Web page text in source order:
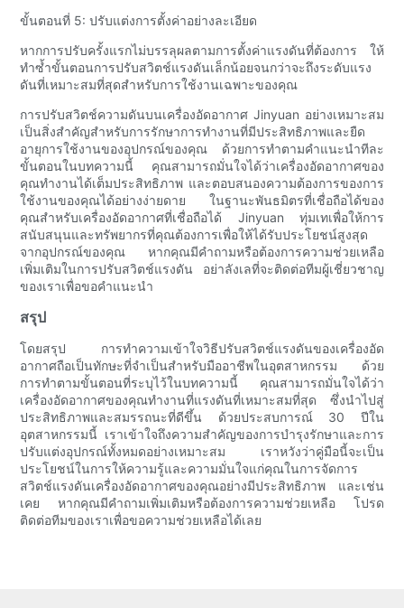
ขั้นตอนที่ 5: ปรับแต่งการตั้งค่าอย่างละเอียด
หากการปรับครั้งแรกไม่บรรลุผลตามการตั้งค่าแรงดันที่ต้องการ ให้
ทำซ้ำขั้นตอนการปรับสวิตช์แรงดันเล็กน้อยจนกว่าจะถึงระดับแรง
ดันที่เหมาะสมที่สุดสำหรับการใช้งานเฉพาะของคุณ
การปรับสวิตช์ความดันบนเครื่องอัดอากาศ Jinyuan อย่างเหมาะสม
เป็นสิ่งสำคัญสำหรับการรักษาการทำงานที่มีประสิทธิภาพและยืด
อายุการใช้งานของอุปกรณ์ของคุณ ด้วยการทำตามคำแนะนำทีละ
ขั้นตอนในบทความนี้ คุณสามารถมั่นใจได้ว่าเครื่องอัดอากาศของ
คุณทำงานได้เต็มประสิทธิภาพ และตอบสนองความต้องการของการ
ใช้งานของคุณได้อย่างง่ายดาย ในฐานะพันธมิตรที่เชื่อถือได้ของ
คุณสำหรับเครื่องอัดอากาศที่เชื่อถือได้ Jinyuan ทุ่มเทเพื่อให้การ
สนับสนุนและทรัพยากรที่คุณต้องการเพื่อให้ได้รับประโยชน์สูงสุด
จากอุปกรณ์ของคุณ หากคุณมีคำถามหรือต้องการความช่วยเหลือ
เพิ่มเติมในการปรับสวิตช์แรงดัน อย่าลังเลที่จะติดต่อทีมผู้เชี่ยวชาญ
ของเราเพื่อขอคำแนะนำ
สรุป
โดยสรุป การทำความเข้าใจวิธีปรับสวิตช์แรงดันของเครื่องอัด
อากาศถือเป็นทักษะที่จำเป็นสำหรับมืออาชีพในอุตสาหกรรม ด้วย
การทำตามขั้นตอนที่ระบุไว้ในบทความนี้ คุณสามารถมั่นใจได้ว่า
เครื่องอัดอากาศของคุณทำงานที่แรงดันที่เหมาะสมที่สุด ซึ่งนำไปสู่
ประสิทธิภาพและสมรรถนะที่ดีขึ้น ด้วยประสบการณ์ 30 ปีใน
อุตสาหกรรมนี้ เราเข้าใจถึงความสำคัญของการบำรุงรักษาและการ
ปรับแต่งอุปกรณ์ทั้งหมดอย่างเหมาะสม เราหวังว่าคู่มือนี้จะเป็น
ประโยชน์ในการให้ความรู้และความมั่นใจแก่คุณในการจัดการ
สวิตช์แรงดันเครื่องอัดอากาศของคุณอย่างมีประสิทธิภาพ และเช่น
เคย หากคุณมีคำถามเพิ่มเติมหรือต้องการความช่วยเหลือ โปรด
ติดต่อทีมของเราเพื่อขอความช่วยเหลือได้เลย